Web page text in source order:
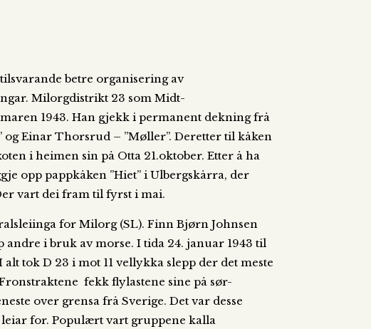
betre organisering av
Milorgdistrikt 23 som Midt-
1943. Han gjekk i permanent dekning frå
Einar Thorsrud – ”Møller”. Deretter til kåken
i heimen sin på Otta 21.oktober. Etter å ha
opp pappkåken ”Hiet” i Ulbergskårra, der
vart dei fram til fyrst i mai.
for Milorg (SL). Finn Bjørn Johnsen
andre i bruk av morse. I tida 24. januar 1943 til
tok D 23 i mot 11 vellykka slepp der det meste
fekk flylastene sine på sør-
over grensa frå Sverige. Det var desse
for. Populært vart gruppene kalla